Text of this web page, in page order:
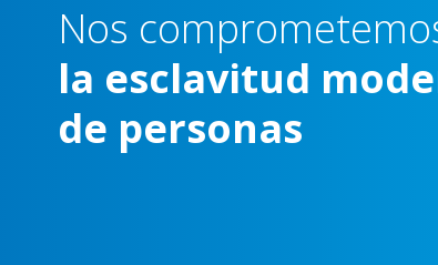
Nos
la esclavitud
de personas